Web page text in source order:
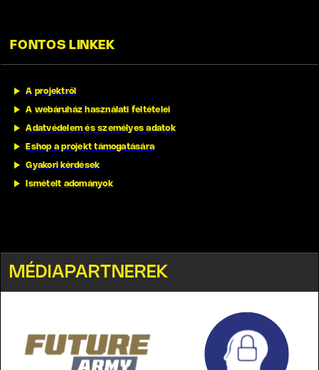
FONTOS LINKEK
A projektről
A webáruház használati feltételei
Adatvédelem és személyes adatok
Eshop a projekt támogatására
Gyakori kérdések
Ismételt adományok
MÉDIAPARTNEREK